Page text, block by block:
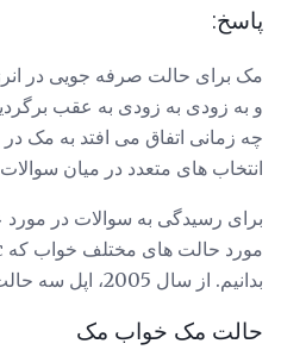
پاسخ:
مک برای حالت صرفه جویی در
و به زودی به زودی به عقب
چه زمانی اتفاق می افتد به مک
انتخاب های متعدد در میان سوالات
برای رسیدگی به سوالات در مورد
بدانیم. از سال 2005، اپل سه حالت ساده خواب ارائه داده است.
حالت مک خواب مک